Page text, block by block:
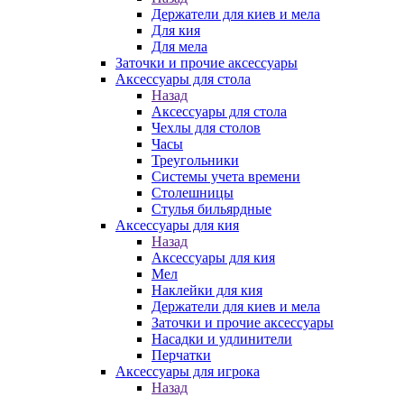
Держатели для киев и мела
Для кия
Для мела
Заточки и прочие аксессуары
Аксессуары для стола
Назад
Аксессуары для стола
Чехлы для столов
Часы
Треугольники
Системы учета времени
Столешницы
Стулья бильярдные
Аксессуары для кия
Назад
Аксессуары для кия
Мел
Наклейки для кия
Держатели для киев и мела
Заточки и прочие аксессуары
Насадки и удлинители
Перчатки
Аксессуары для игрока
Назад